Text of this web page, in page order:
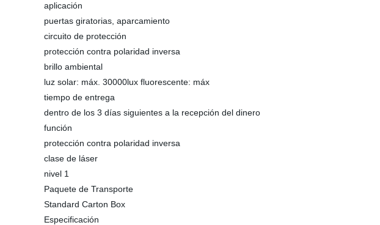
aplicación
puertas giratorias, aparcamiento
circuito de protección
protección contra polaridad inversa
brillo ambiental
luz solar: máx. 30000lux fluorescente: máx
tiempo de entrega
dentro de los 3 días siguientes a la recepción del dinero
función
protección contra polaridad inversa
clase de láser
nivel 1
Paquete de Transporte
Standard Carton Box
Especificación